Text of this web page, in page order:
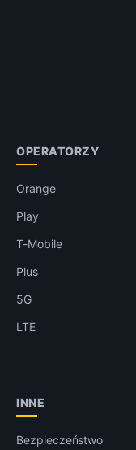
OPERATORZY
Orange
Play
T-Mobile
Plus
5G
LTE
INNE
Bezpieczeństwo